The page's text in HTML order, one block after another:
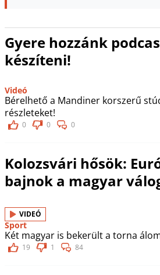
Gyere hozzánk
készíteni!
Videó
Bérelhető a Mandiner korszerű
részleteket!
0 0 0
Kolozsvári hősök:
bajnok a magyar
VIDEÓ
Sport
Két magyar is bekerült a torna
19 1 84